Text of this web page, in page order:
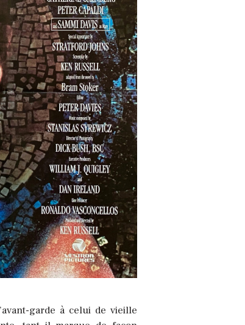
garde à celui de vieille